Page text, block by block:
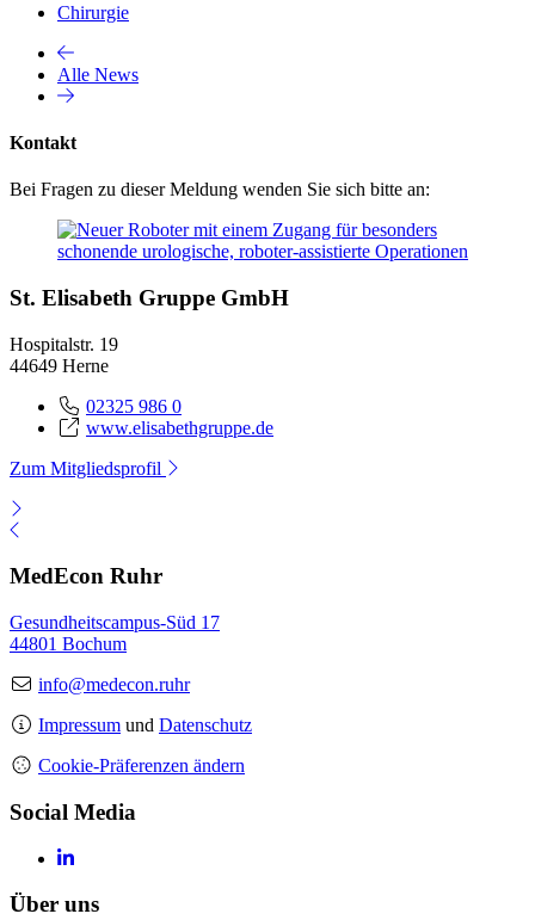
Chirurgie
Alle News
Kontakt
Bei Fragen zu dieser Meldung wenden Sie sich bitte an:
St. Elisabeth Gruppe GmbH
Hospitalstr. 19
44649 Herne
02325 986 0
www.elisabethgruppe.de
Zum Mitgliedsprofil
MedEcon Ruhr
Gesundheitscampus-Süd 17
44801 Bochum
info@medecon.ruhr
Impressum und Datenschutz
Cookie-Präferenzen ändern
Social Media
Über uns